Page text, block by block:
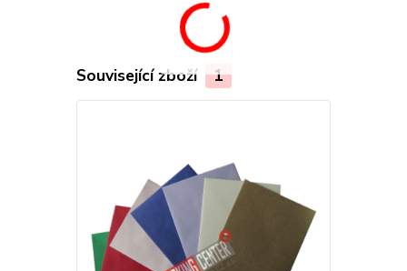
Související zboží 1